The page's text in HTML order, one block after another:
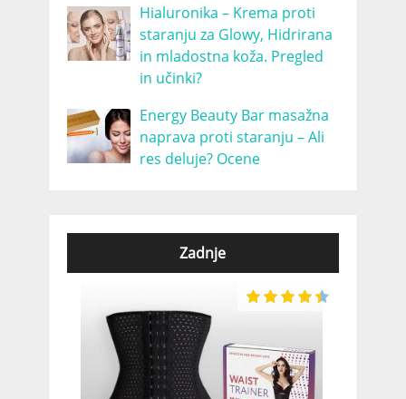
Hialuronika – Krema proti
staranju za Glowy, Hidrirana
in mladostna koža. Pregled
in učinki?
Energy Beauty Bar masažna
naprava proti staranju – Ali
res deluje? Ocene
Zadnje